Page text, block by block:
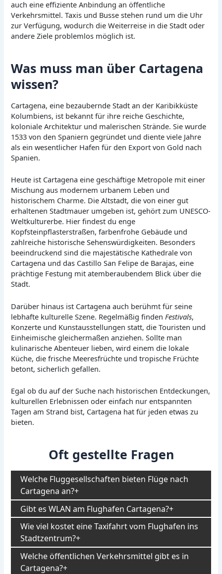
auch eine effiziente Anbindung an öffentliche
Verkehrsmittel. Taxis und Busse stehen rund um die Uhr
zur Verfügung, wodurch die Weiterreise in die Stadt oder
andere Ziele problemlos möglich ist.
Was muss man über Cartagena
wissen?
Cartagena, eine bezaubernde Stadt an der Karibikküste
Kolumbiens, ist bekannt für ihre reiche Geschichte,
koloniale Architektur und malerischen Strände. Sie wurde
1533 von den Spaniern gegründet und diente viele Jahre
als ein wesentlicher Hafen für den Export von Gold nach
Spanien.
Heute ist Cartagena eine geschäftige Metropole mit einer
Mischung aus modernem urbanem Leben und
historischem Charme. Die Altstadt, die von einer gut
erhaltenen Stadtmauer umgeben ist, gehört zum UNESCO-
Weltkulturerbe. Hier findest du enge
Kopfsteinpflasterstraßen, farbenfrohe Gebäude und
zahlreiche historische Sehenswürdigkeiten. Besonders
beeindruckend sind die majestätische Kathedrale von
Cartagena und das Castillo San Felipe de Barajas, eine
prächtige Festung mit atemberaubendem Blick über die
Stadt.
Darüber hinaus ist Cartagena auch berühmt für seine
lebhafte kulturelle Szene. Regelmäßig finden Festivals,
Konzerte und Kunstausstellungen statt, die Touristen und
Einheimische gleichermaßen anziehen. Sollte man
kulinarische Abenteuer lieben, wird einem die lokale
Küche, die frische Meeresfrüchte und tropische Früchte
betont, sicherlich gefallen.
Egal ob du auf der Suche nach historischen Entdeckungen,
kulturellen Erlebnissen oder einfach nur entspannten
Tagen am Strand bist, Cartagena hat für jeden etwas zu
bieten.
Oft gestellte Fragen
Welche Fluggesellschaften bieten Flüge nach
Cartagena an?
Gibt es WLAN am Flughafen Cartagena?
Wie viel kostet eine Taxifahrt vom Flughafen ins
Stadtzentrum?
Welche öffentlichen Verkehrsmittel gibt es in
Cartagena?